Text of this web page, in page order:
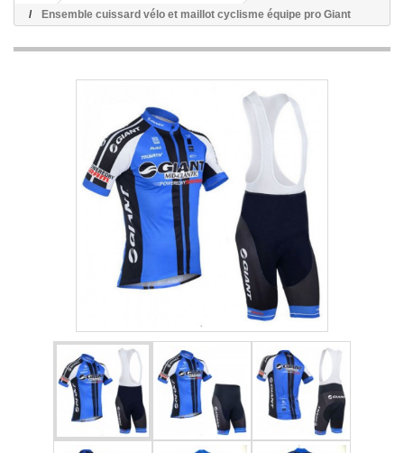
Ensemble cuissard vélo et maillot cyclisme équipe pro Giant